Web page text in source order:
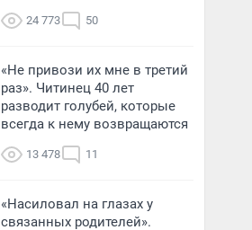
24 773 50
«Не привози их мне в третий
раз». Читинец 40 лет
разводит голубей, которые
всегда к нему возвращаются
13 478 11
«Насиловал на глазах у
связанных родителей».